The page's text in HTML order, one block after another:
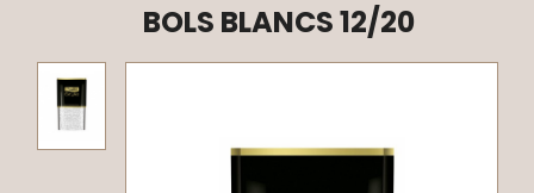
BOLS BLANCS 12/20